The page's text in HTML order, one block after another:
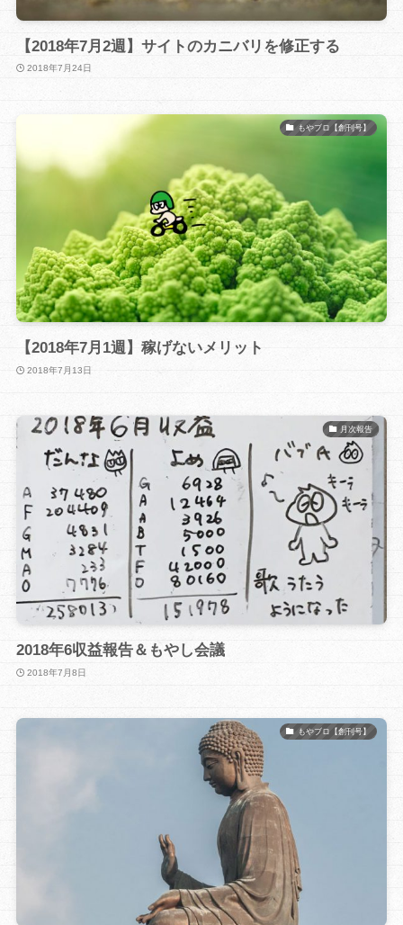
【2018年7月2週】サイトのカニバリを修正する
2018年7月24日
もやブロ【創刊号】
【2018年7月1週】稼げないメリット
2018年7月13日
月次報告
2018年6収益報告＆もやし会議
2018年7月8日
もやブロ【創刊号】